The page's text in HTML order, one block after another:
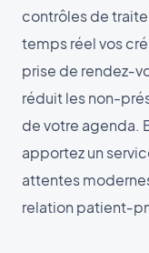
contrôles de
temps réel vos
prise de
réduit les non-
de votre agenda.
apportez un
attentes
relation